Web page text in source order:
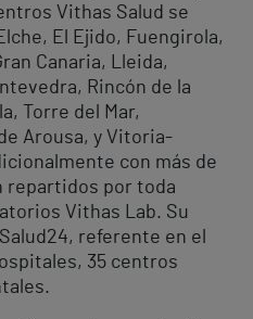
Vithas Salud se
El Ejido, Fuengirola,
Canaria, Lleida,
Rincón de la
Torre del Mar,
Arousa, y Vitoria-
con más de
repartidos por toda
Vithas Lab. Su
referente en el
35 centros